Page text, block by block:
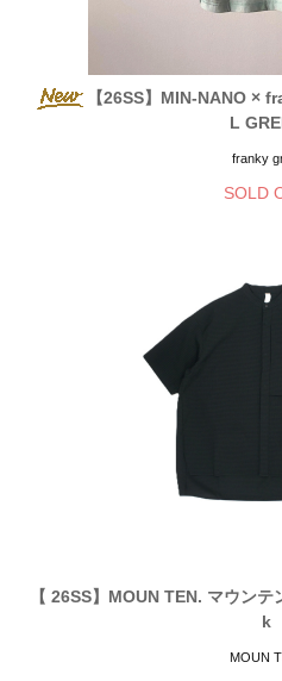
【26SS】MIN-NANO ×
L
franky
SOLD
【 26SS】MOUN TEN. マウン
k
MOUN